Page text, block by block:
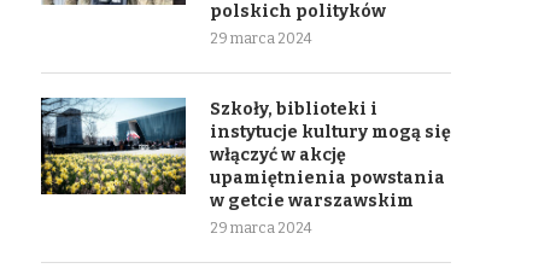
polskich polityków
29 marca 2024
Szkoły, biblioteki i
instytucje kultury mogą się
włączyć w akcję
upamiętnienia powstania
w getcie warszawskim
29 marca 2024